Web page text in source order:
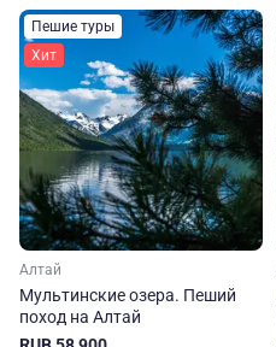
Пешие туры
Хит
Алтай
Мультинские озера. Пеший
поход на Алтай